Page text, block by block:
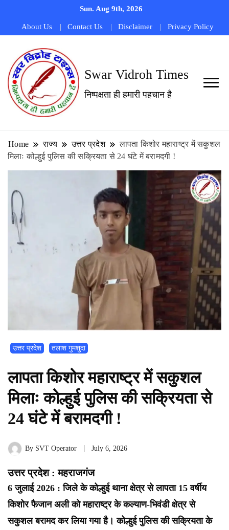
Sun. Aug 9th, 2026
About Us Contact Us Disclaimer Privacy Policy
Swar Vidroh Times
निष्पक्षता ही हमारी पहचान है
Home राज्य उत्तर प्रदेश
लापता किशोर महाराष्ट्र में सकुशल
मिलाः कोल्हुई पुलिस की सक्रियता से 24 घंटे में बरामदगी !
उत्तर प्रदेश तलाश गुमशुदा
लापता किशोर महाराष्ट्र में सकुशल
मिलाः कोल्हुई पुलिस की सक्रियता से
24 घंटे में बरामदगी !
By SVT Operator July 6, 2026
उत्तर प्रदेश : महराजगंज
6 जुलाई 2026 : जिले के कोल्हुई थाना क्षेत्र से लापता 15 वर्षीय
किशोर फैजान अली को महाराष्ट्र के कल्याण-भिवंडी क्षेत्र से
सकुशल बरामद कर लिया गया है। कोल्हुई पुलिस की सक्रियता के